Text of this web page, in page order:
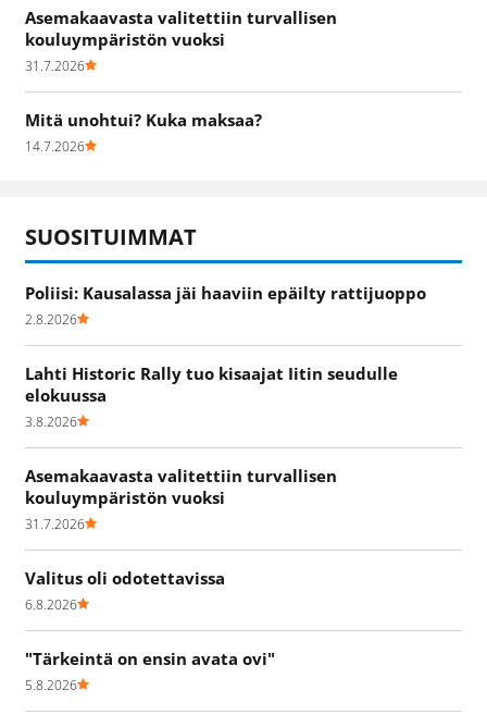
Asemakaavasta valitettiin turvallisen
kouluympäristön vuoksi
31.7.2026
Mitä unohtui? Kuka maksaa?
14.7.2026
SUOSITUIMMAT
Poliisi: Kausalassa jäi haaviin epäilty rattijuoppo
2.8.2026
Lahti Historic Rally tuo kisaajat Iitin seudulle
elokuussa
3.8.2026
Asemakaavasta valitettiin turvallisen
kouluympäristön vuoksi
31.7.2026
Valitus oli odotettavissa
6.8.2026
"Tärkeintä on ensin avata ovi"
5.8.2026